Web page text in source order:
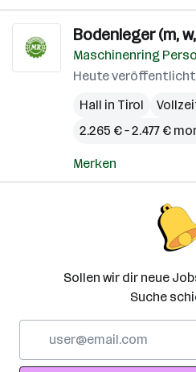
Bodenleger (m,
Maschinenring
Heute veröffentlicht
Hall in Tirol
2.265 € – 2.477 €
Merken
Sollen wir dir neue
Suche
Adresse